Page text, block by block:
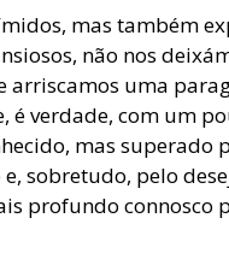
mas também
não nos
arriscamos uma
é verdade, com um
mas superado
sobretudo, pelo
profundo connosco